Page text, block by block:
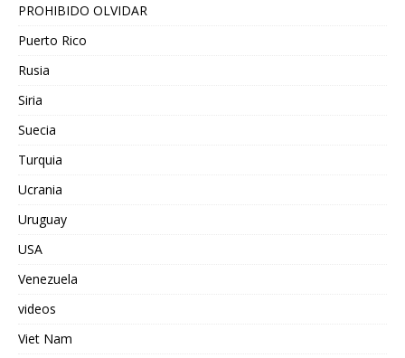
PROHIBIDO OLVIDAR
Puerto Rico
Rusia
Siria
Suecia
Turquia
Ucrania
Uruguay
USA
Venezuela
videos
Viet Nam